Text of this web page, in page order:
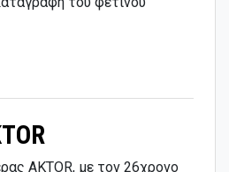
AKTOR, με τον 26χρονο